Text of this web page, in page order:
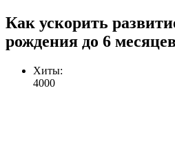
Как ускорить
рождения до 6
Хиты:
4000